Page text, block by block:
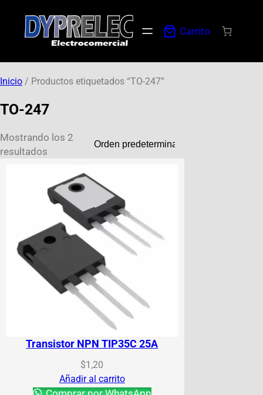
Carrito
Inicio / Productos etiquetados “TO-247”
TO-247
Mostrando los 2
resultados
Transistor NPN TIP35C 25A
$1,20
Añadir al carrito